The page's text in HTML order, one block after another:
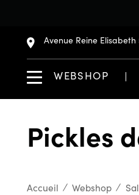
Avenue Reine
WEBSHOP
Pickles
Accueil Webshop